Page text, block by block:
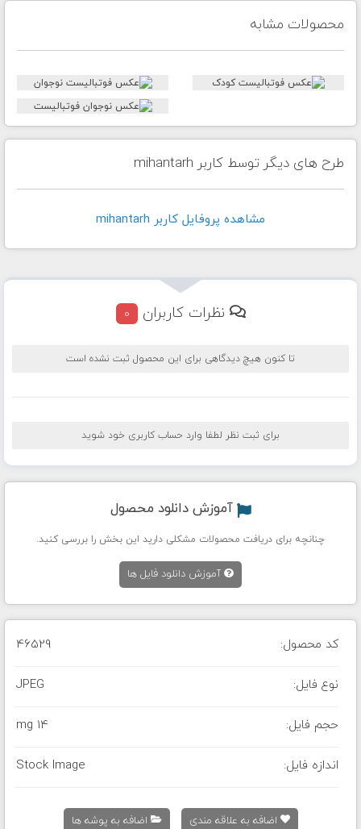
محصولات مشابه
طرح های دیگر توسط کاربر mihantarh
مشاهده پروفايل کاربر mihantarh
نظرات کاربران 0
تا کنون هیچ دیدگاهی برای این محصول ثبت نشده است
برای ثبت نظر لطفا وارد حساب کاربری خود شوید
آموزش دانلود محصول
چنانچه برای دریافت محصولات مشکلی دارید این بخش را بررسی کنید.
آموزش دانلود فایل ها
کد محصول: 46529
نوع فایل: JPEG
حجم فایل: 14 mg
اندازه فایل: Stock Image
اضافه به علاقه مندی اضافه به پوشه ها